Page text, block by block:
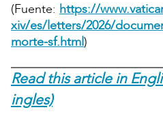
(Fuente: https://
xiv/es/letters/2026/
morte-sf.html)
Read this article in
ingles)